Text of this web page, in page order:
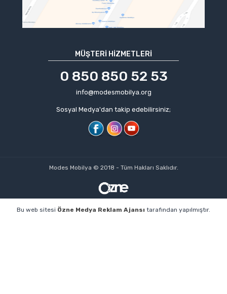
MÜŞTERI HIZMETLERI
0 850 850 52 53
info@modesmobilya.org
Sosyal Medya'dan takip edebilirsiniz;
Modes Mobilya © 2018 - Tüm Hakları Saklıdır.
Bu web sitesi Özne Medya Reklam Ajansı tarafından yapılmıştır.